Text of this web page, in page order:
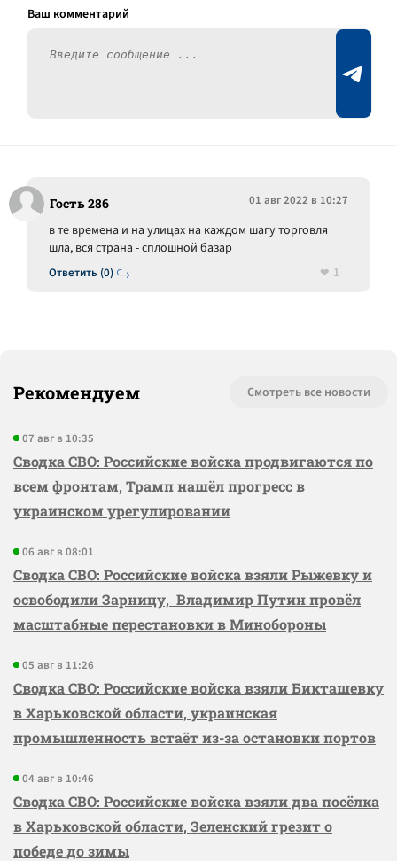
Гость 286 01 авг 2022 в 10:27
Ответить (0)
в те времена и на улицах на каждом шагу торговля
шла, вся страна - сплошной базар
1
Рекомендуем Смотреть все новости
07 авг в 10:35
Сводка СВО: Российские войска продвигаются по
всем фронтам, Трамп нашёл прогресс в
украинском урегулировании
06 авг в 08:01
Сводка СВО: Российские войска взяли Рыжевку и
освободили Зарницу, Владимир Путин провёл
масштабные перестановки в Минобороны
05 авг в 11:26
Сводка СВО: Российские войска взяли Бикташевку
в Харьковской области, украинская
промышленность встаёт из-за остановки портов
04 авг в 10:46
Сводка СВО: Российские войска взяли два посёлка
в Харьковской области, Зеленский грезит о
победе до зимы